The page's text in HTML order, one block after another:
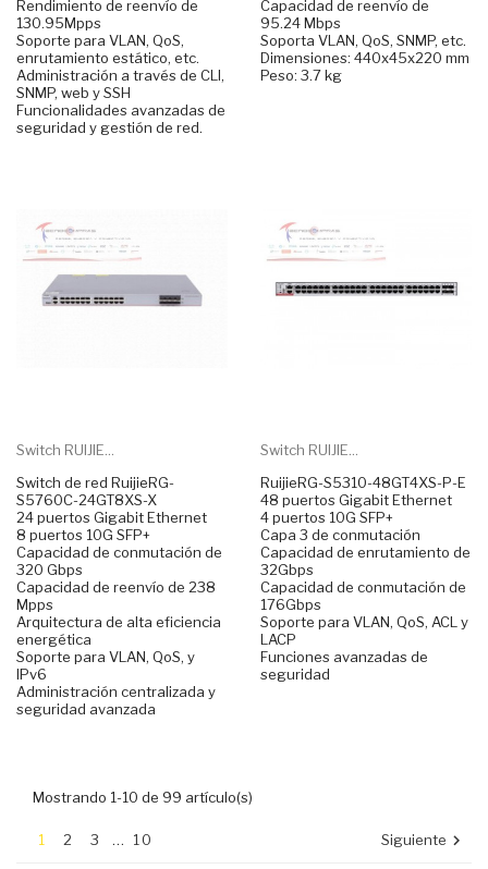
Rendimiento de reenvío de
130.95Mpps
Soporte para VLAN, QoS,
enrutamiento estático, etc.
Administración a través de CLI,
SNMP, web y SSH
Funcionalidades avanzadas de
seguridad y gestión de red.
Capacidad de reenvío de
95.24 Mbps
Soporta VLAN, QoS, SNMP, etc.
Dimensiones: 440x45x220 mm
Peso: 3.7 kg
Switch RUIJIE...
Switch de red RuijieRG-
S5760C-24GT8XS-X
24 puertos Gigabit Ethernet
8 puertos 10G SFP+
Capacidad de conmutación de
320 Gbps
Capacidad de reenvío de 238
Mpps
Arquitectura de alta eficiencia
energética
Soporte para VLAN, QoS, y
IPv6
Administración centralizada y
seguridad avanzada
Switch RUIJIE...
RuijieRG-S5310-48GT4XS-P-E
48 puertos Gigabit Ethernet
4 puertos 10G SFP+
Capa 3 de conmutación
Capacidad de enrutamiento de
32Gbps
Capacidad de conmutación de
176Gbps
Soporte para VLAN, QoS, ACL y
LACP
Funciones avanzadas de
seguridad
Mostrando 1-10 de 99 artículo(s)
1 2 3 … 10 Siguiente 